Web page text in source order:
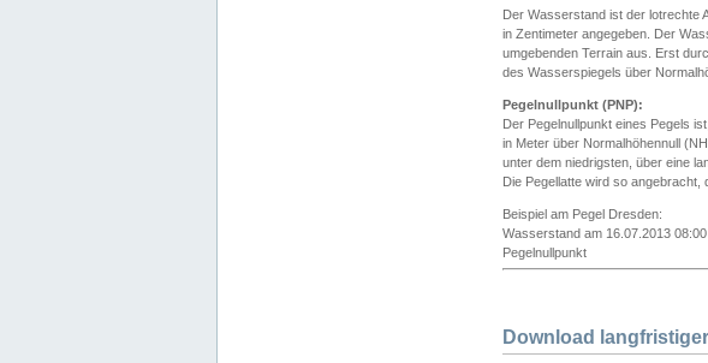
Der Wasserstand ist der lotrechte
in Zentimeter angegeben. Der
umgebenden Terrain aus. Erst
des Wasserspiegels über
Pegelnullpunkt (PNP):
Der Pegelnullpunkt eines Pegels
in Meter über Normalhöhennull
unter dem niedrigsten, über eine
Die Pegellatte wird so angebracht,
Beispiel am Pegel Dresden:
Wasserstand am 16.07.2013
Pegelnullpunkt
Download